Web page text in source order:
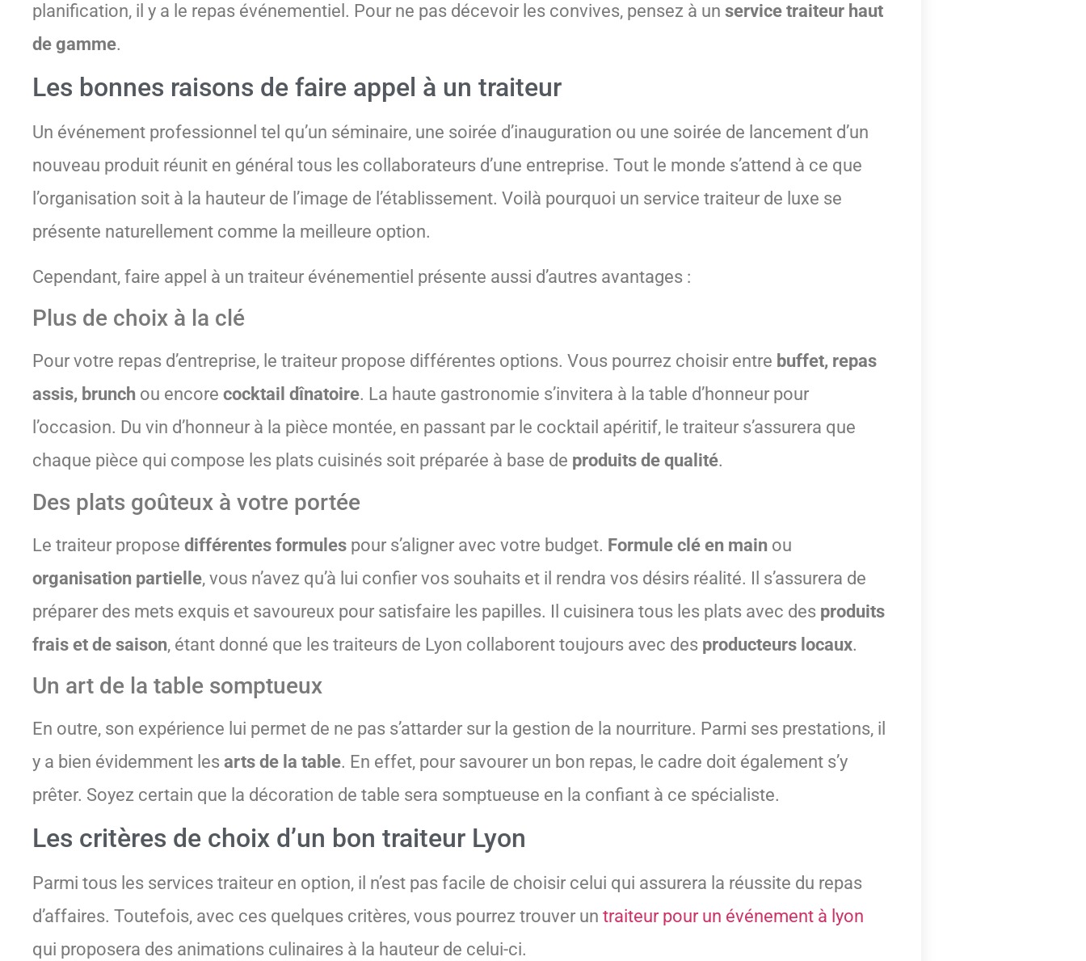
planification, il y a le repas événementiel. Pour ne pas décevoir les convives, pensez à un service traiteur haut
de gamme.
Les bonnes raisons de faire appel à un traiteur
Un événement professionnel tel qu’un séminaire, une soirée d’inauguration ou une soirée de lancement d’un
nouveau produit réunit en général tous les collaborateurs d’une entreprise. Tout le monde s’attend à ce que
l’organisation soit à la hauteur de l’image de l’établissement. Voilà pourquoi un service traiteur de luxe se
présente naturellement comme la meilleure option.
Cependant, faire appel à un traiteur événementiel présente aussi d’autres avantages :
Plus de choix à la clé
Pour votre repas d’entreprise, le traiteur propose différentes options. Vous pourrez choisir entre buffet, repas
assis, brunch ou encore cocktail dînatoire. La haute gastronomie s’invitera à la table d’honneur pour
l’occasion. Du vin d’honneur à la pièce montée, en passant par le cocktail apéritif, le traiteur s’assurera que
chaque pièce qui compose les plats cuisinés soit préparée à base de produits de qualité.
Des plats goûteux à votre portée
Le traiteur propose différentes formules pour s’aligner avec votre budget. Formule clé en main ou
organisation partielle, vous n’avez qu’à lui confier vos souhaits et il rendra vos désirs réalité. Il s’assurera de
préparer des mets exquis et savoureux pour satisfaire les papilles. Il cuisinera tous les plats avec des produits
frais et de saison, étant donné que les traiteurs de Lyon collaborent toujours avec des producteurs locaux.
Un art de la table somptueux
En outre, son expérience lui permet de ne pas s’attarder sur la gestion de la nourriture. Parmi ses prestations, il
y a bien évidemment les arts de la table. En effet, pour savourer un bon repas, le cadre doit également s’y
prêter. Soyez certain que la décoration de table sera somptueuse en la confiant à ce spécialiste.
Les critères de choix d’un bon traiteur Lyon
Parmi tous les services traiteur en option, il n’est pas facile de choisir celui qui assurera la réussite du repas
d’affaires. Toutefois, avec ces quelques critères, vous pourrez trouver un traiteur pour un événement à lyon
qui proposera des animations culinaires à la hauteur de celui-ci.